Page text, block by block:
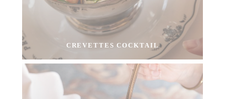
CREVETTES COCKTAIL